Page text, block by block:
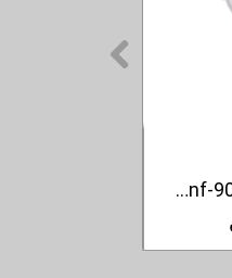
شیشه شیر فارلین کد nf-906 گنجایش 270 میلی لیتر